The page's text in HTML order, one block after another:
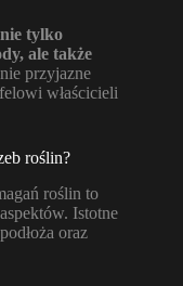
tylko
ale także
przyjazne
właścicieli
roślin?
roślin to
Istotne
oraz